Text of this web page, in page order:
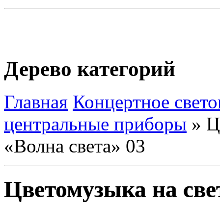
Дерево категорий
Главная Концертное
центральные приборы »
«Волна света» 03
Цветомузыка на